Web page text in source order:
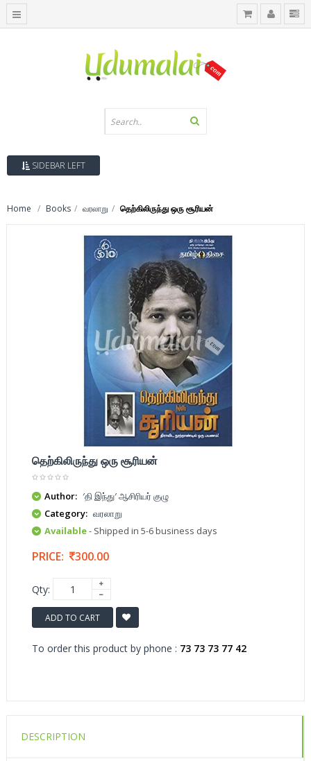
SIDEBAR LEFT
Home Books வரலாறு தெற்கிலிருந்து ஒரு சூரியன்
தெற்கிலிருந்து ஒரு சூரியன்
Author: ′தி இந்து′ ஆசிரியர் குழு
Category: வரலாறு
Available- Shipped in 5-6 business days
PRICE: 300.00
Qty:
ADD TO CART
To order this product by phone : 73 73 73 77 42
DESCRIPTION